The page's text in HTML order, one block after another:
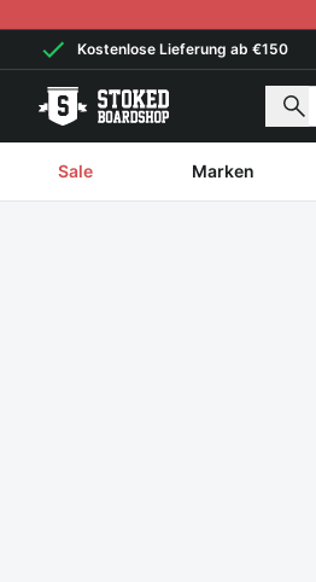
Kostenlose Lieferung ab €150
Sale Marken